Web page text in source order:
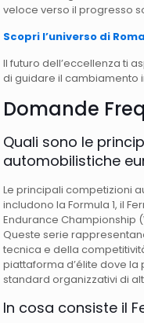
veloce verso il progresso
Scopri l’universo di
Il futuro dell’eccellenza ti
di guidare il cambiamento
Domande
Quali sono le
automobilistiche
Le principali competizioni
includono la Formula 1, il
Endurance Championship
Queste serie
tecnica e della
piattaforma d’élite dove
standard organizzativi di
In cosa consiste il